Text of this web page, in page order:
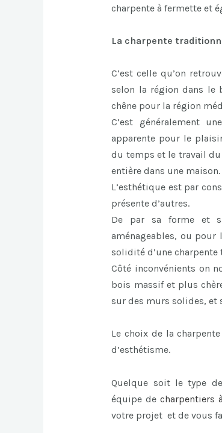
charpente à fermette et
La charpente
C’est celle qu’on
selon la région dans le
chêne pour la région
C’est généralement
apparente pour le
du temps et le travail
entière dans une maison.
L’esthétique est par
présente d’autres.
De par sa forme et
aménageables, ou
solidité d’une
Côté inconvénients on
bois massif et plus
sur des murs solides, et
Le choix de la
d’esthétisme.
Quelque soit le type
équipe de charpentiers
votre projet et de vous